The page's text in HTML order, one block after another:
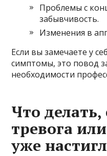
Проблемы с
забывчивость.
Изменения в
Если вы замечаете у
симптомы, это повод
необходимости
Что делать,
тревога
уже